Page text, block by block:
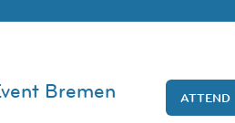
Bremen ATTEND